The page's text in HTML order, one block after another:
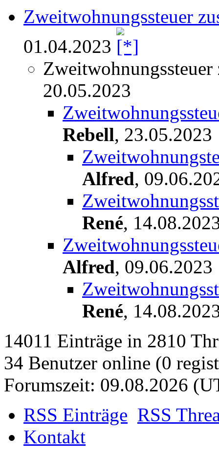
Zweitwohnungssteuer
01.04.2023
Zweitwohnungssteuer
20.05.2023
Rebell, 23.05.2023
Alfred,
René,
Alfred, 09.06.2023
René,
14011 Einträge in 2810
34 Benutzer online (0
Forumszeit: 09.08.2026
RSS Einträge RSS
Kontakt